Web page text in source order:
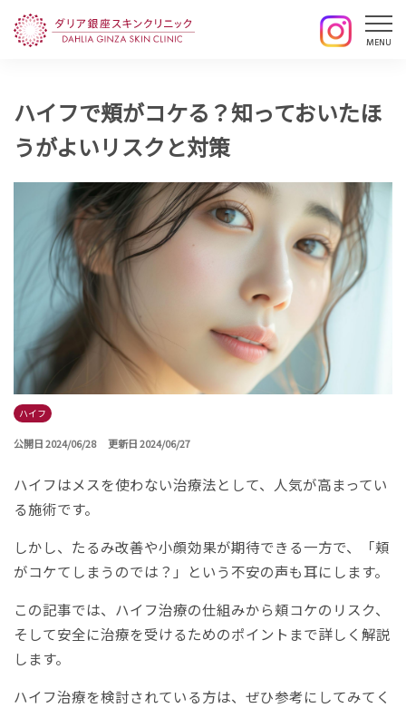
ハイフで頬がコケる？知っておいたほ
うがよいリスクと対策
ハイフ
公開日 2024/06/28 更新日 2024/06/27
ハイフはメスを使わない治療法として、人気が高まってい
る施術です。
しかし、たるみ改善や小顔効果が期待できる一方で、「頬
がコケてしまうのでは？」という不安の声も耳にします。
この記事では、ハイフ治療の仕組みから頬コケのリスク、
そして安全に治療を受けるためのポイントまで詳しく解説
します。
ハイフ治療を検討されている方は、ぜひ参考にしてみてく